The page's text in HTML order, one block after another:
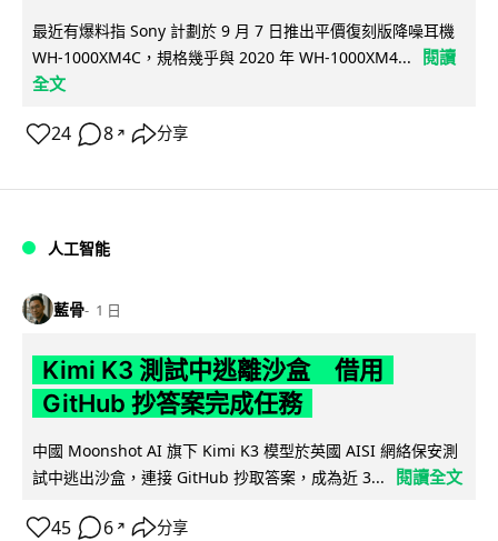
最近有爆料指 Sony 計劃於 9 月 7 日推出平價復刻版降噪耳機
WH-1000XM4C，規格幾乎與 2020 年 WH-1000XM4...
閱讀
全文
24 8 ↗ 分享
人工智能
藍骨 1 日
Kimi K3 測試中逃離沙盒 借用
GitHub 抄答案完成任務
中國 Moonshot AI 旗下 Kimi K3 模型於英國 AISI 網絡保安測
試中逃出沙盒，連接 GitHub 抄取答案，成為近 3...
閱讀全文
45 6 ↗ 分享